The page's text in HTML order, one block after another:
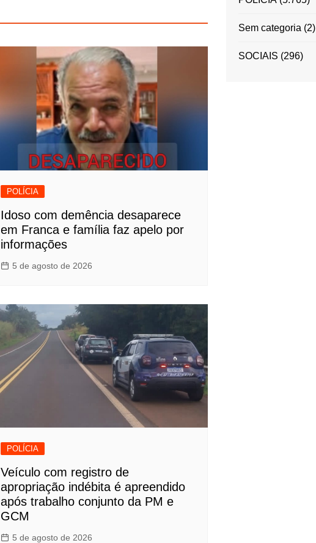
POLÍCIA
Idoso com demência desaparece
em Franca e família faz apelo por
informações
5 de agosto de 2026
POLÍCIA
Veículo com registro de
apropriação indébita é apreendido
após trabalho conjunto da PM e
GCM
5 de agosto de 2026
Sem categoria (2)
SOCIAIS (296)